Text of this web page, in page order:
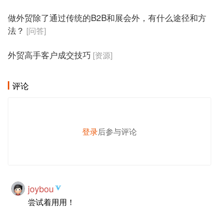
做外贸除了通过传统的B2B和展会外，有什么途径和方
法？ [问答]
外贸高手客户成交技巧 [资源]
评论
登录后参与评论
joybou
尝试着用用！